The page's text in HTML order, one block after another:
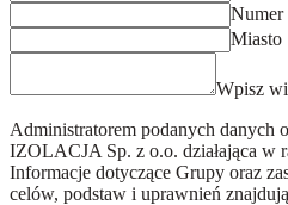
Numer
Miasto
Wpisz
Administratorem podanych danych
IZOLACJA Sp. z o.o. działająca
Informacje dotyczące Grupy oraz
celów, podstaw i uprawnień